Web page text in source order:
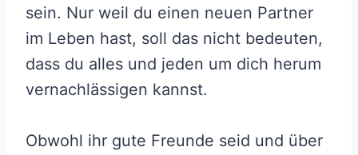
sein. Nur weil du einen neuen Partner
im Leben hast, soll das nicht bedeuten,
dass du alles und jeden um dich herum
vernachlässigen kannst.
Obwohl ihr gute Freunde seid und über